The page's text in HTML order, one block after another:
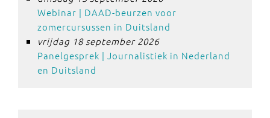
Webinar | DAAD-beurzen voor
zomercursussen in Duitsland
vrijdag 18 september 2026
Panelgesprek | Journalistiek in Nederland
en Duitsland